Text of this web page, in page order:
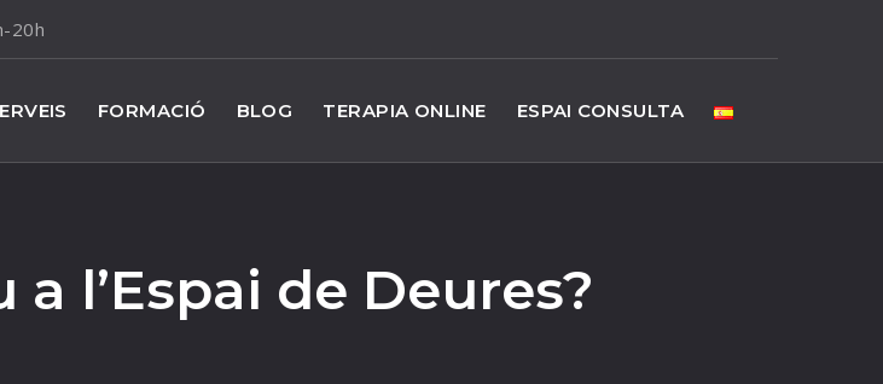
20h
FORMACIÓ BLOG TERAPIA ONLINE ESPAI CONSULTA
l’Espai de Deures?